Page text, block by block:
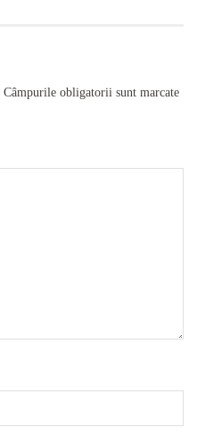
Câmpurile obligatorii sunt marcate